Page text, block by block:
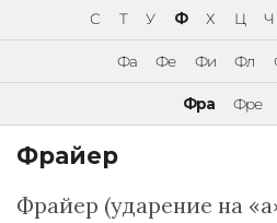
С Т У Ф Х Ц Ч
Фа Фе Фи Фл
Фра Фре
Фрайер
Фрайер (ударение на